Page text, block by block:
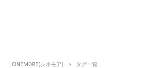
CINEMORE(シネモア) タグ一覧